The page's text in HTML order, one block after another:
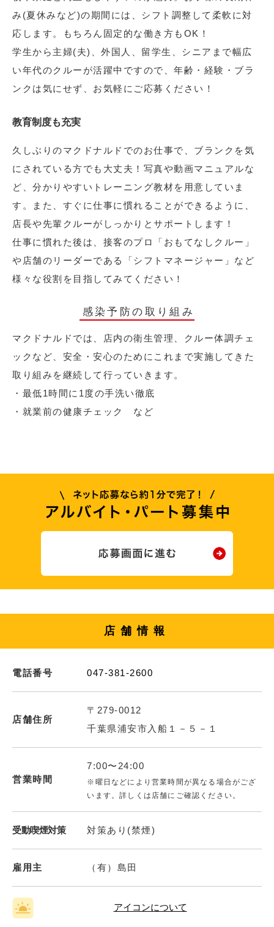
み(夏休みなど)の期間には、シフト調整して柔軟に対
応します。もちろん固定的な働き方もOK！
学生から主婦(夫)、外国人、留学生、シニアまで幅広
い年代のクルーが活躍中ですので、年齢・経験・ブラ
ンクは気にせず、お気軽にご応募ください！
教育制度も充実
久しぶりのマクドナルドでのお仕事で、ブランクを気
にされている方でも大丈夫！写真や動画マニュアルな
ど、分かりやすいトレーニング教材を用意していま
す。また、すぐに仕事に慣れることができるように、
店長や先輩クルーがしっかりとサポートします！
仕事に慣れた後は、接客のプロ「おもてなしクルー」
や店舗のリーダーである「シフトマネージャー」など
様々な役割を目指してみてください！
感染予防の取り組み
マクドナルドでは、店内の衛生管理、クルー体調チェ
ックなど、安全・安心のためにこれまで実施してきた
取り組みを継続して行っていきます。
・最低1時間に1度の手洗い徹底
・就業前の健康チェック など
店舗情報
電話番号 047-381-2600
店舗住所
〒279-0012
千葉県浦安市入船１－５－１
営業時間
7:00〜24:00
※曜日などにより営業時間が異なる場合がござ
います。詳しくは店舗にご確認ください。
受動喫煙対策 対策あり(禁煙)
雇用主 （有）島田
アイコンについて